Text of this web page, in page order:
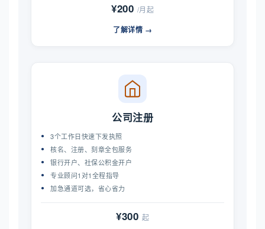
¥200 /月起
了解详情 →
公司注册
3个工作日快速下发执照
核名、注册、刻章全包服务
银行开户、社保公积金开户
专业顾问1对1全程指导
加急通道可选，省心省力
¥300 起